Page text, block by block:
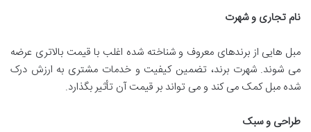
نام تجاری و شهرت
مبل هایی از برندهای معروف و شناخته شده اغلب با قیمت بالاتری عرضه
می شوند. شهرت برند، تضمین کیفیت و خدمات مشتری به ارزش درک
شده مبل کمک می کند و می تواند بر قیمت آن تأثیر بگذارد.
طراحی و سبک